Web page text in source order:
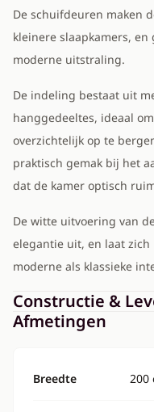
De schuifdeuren maken
kleinere slaapkamers,
moderne uitstraling.
De indeling bestaat uit
hanggedeeltes, ideaal
overzichtelijk op te
praktisch gemak bij het
dat de kamer optisch
De witte uitvoering van
elegantie uit, en laat
moderne als klassieke
Constructie &
Afmetingen
Breedte 200